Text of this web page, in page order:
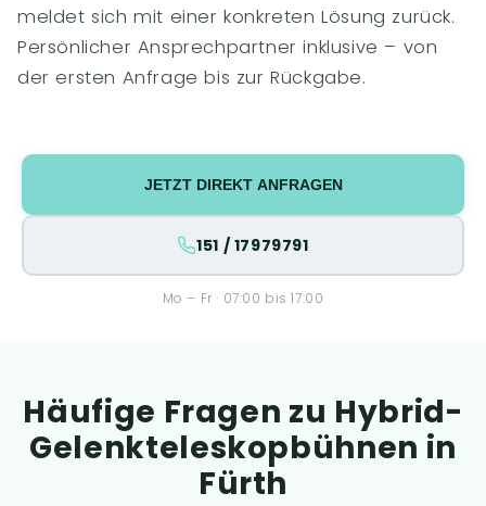
meldet sich mit einer konkreten Lösung zurück.
Persönlicher Ansprechpartner inklusive – von
der ersten Anfrage bis zur Rückgabe.
JETZT DIREKT ANFRAGEN
151 / 17979791
Mo – Fr · 07:00 bis 17:00
Häufige Fragen zu Hybrid-
Gelenkteleskopbühnen in
Fürth